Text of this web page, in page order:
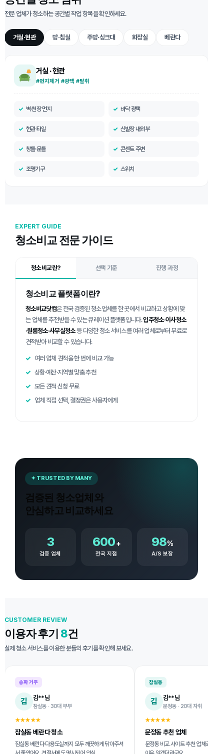
전문 업체가 청소하는 공간별 작업 항목을 확인하세요.
거실·현관 방·침실 주방·싱크대 화장실 베란다
거실 · 현관
#먼지제거 #광택 #탈취
벽·천장 먼지 바닥 광택
현관 타일 신발장 내외부
창틀·문틀 콘센트 주변
조명기구 스위치
EXPERT GUIDE
청소비교 전문 가이드
청소비교란? 선택 기준 진행 과정
청소비교 플랫폼이란?
청소비교닷컴은 전국 검증된 청소업체를 한 곳에서 비교하고 상황에 맞
는 업체를 추천받을 수 있는 큐레이션 플랫폼입니다.입주청소·이사청소
·원룸청소·사무실청소등 다양한 청소 서비스를 여러 업체로부터 무료로
견적받아 비교할 수 있습니다.
여러 업체 견적을 한 번에 비교 가능
상황·예산·지역별 맞춤 추천
모든 견적 신청 무료
업체 직접 선택, 결정권은 사용자에게
✦ TRUSTED BY MANY
검증된 청소업체와
안심하고 비교하세요
3
검증 업체
600+
전국 지점
98%
A/S 보장
CUSTOMER REVIEW
이용자 후기 8건
실제 청소 서비스를 이용한 분들의 후기를 확인해 보세요.
송파 거주
김 김**님
잠실동 · 30대 부부
★★★★★
잠실동 베란다 청소
잠실동 베란다·다용도실까지 모두 깨끗하게 닦아주셔
잠실동
김 김**님
문정동 · 20대 자취
★★★★★
문정동 추천 업체
문정동 비교 사이트 추천 업체로 진행.